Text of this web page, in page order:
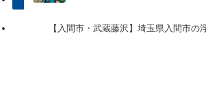
【入間市・武蔵藤沢】埼玉県入間市の